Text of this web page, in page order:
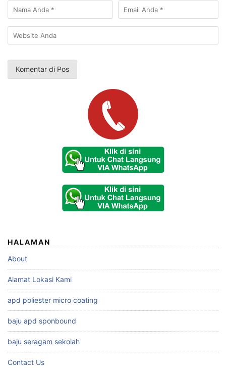
HALAMAN
About
Alamat Lokasi Kami
apd poliester micro coating
baju apd sponbound
baju seragam sekolah
Contact Us